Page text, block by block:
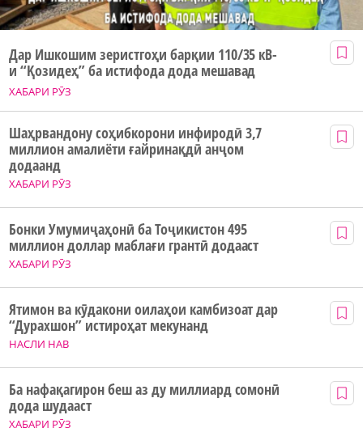
ХАБАРИ РӮЗ
Дар Ишкошим зеристгоҳи барқии 110/35 кВ-
и “Қозидеҳ” ба истифода дода мешавад
ХАБАРИ РӮЗ
Шаҳрвандону соҳибкорони инфиродӣ 3,7
миллион амалиёти ғайринақдӣ анҷом
додаанд
ХАБАРИ РӮЗ
Бонки Умумиҷаҳонӣ ба Тоҷикистон 495
миллион доллар маблағи грантӣ додааст
НАСЛИ НАВ
Ятимон ва кӯдакони оилаҳои камбизоат дар
“Дурахшон” истироҳат мекунанд
ХАБАРИ РӮЗ
Ба нафақагирон беш аз ду миллиард сомонӣ
дода шудааст